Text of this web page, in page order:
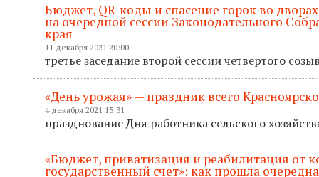
Бюджет, QR-коды и спасение горок во
на очередной сессии Законодательного
края
11 декабря 2021 20:00
третье заседание второй сессии четвертого
«День урожая» — праздник всего
4 декабря 2021 15:31
празднование Дня работника сельского
«Бюджет, приватизация и реабилитация от
государственный счет»: как прошла